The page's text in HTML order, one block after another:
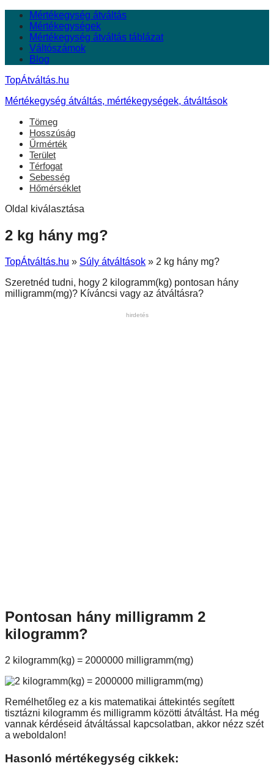
Mértékegység átváltás
Mértékegységek
Mértékegység átváltás táblázat
Váltószámok
Blog
TopÁtváltás.hu
Mértékegység átváltás, mértékegységek, átváltások
Tömeg
Hosszúság
Űrmérték
Terület
Térfogat
Sebesség
Hőmérséklet
Oldal kiválasztása
2 kg hány mg?
TopÁtváltás.hu » Súly átváltások » 2 kg hány mg?
Szeretnéd tudni, hogy 2 kilogramm(kg) pontosan hány
milligramm(mg)? Kíváncsi vagy az átváltásra?
hirdetés
Pontosan hány milligramm 2
kilogramm?
2 kilogramm(kg) = 2000000 milligramm(mg)
Remélhetőleg ez a kis matematikai áttekintés segített
tisztázni kilogramm és milligramm közötti átváltást. Ha még
vannak kérdéseid átváltással kapcsolatban, akkor nézz szét
a weboldalon!
Hasonló mértékegység cikkek: